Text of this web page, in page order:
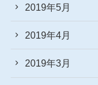
2019年5月
2019年4月
2019年3月